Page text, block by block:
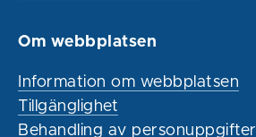
Om webbplatsen
Information om webbplatsen
Tillgänglighet
Behandling av personuppgifter